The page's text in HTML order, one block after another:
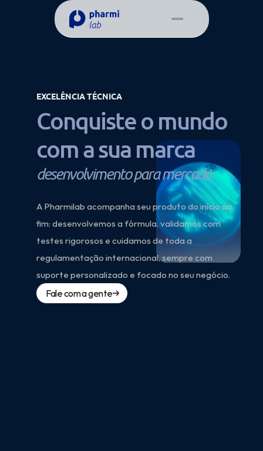
Conquisteo mundo
comasua marca
desenvolvimento para mercado
A Pharmilab acompanha seu produto do início ao
fim: desenvolvemos a fórmula, validamos com
testes rigorosos e cuidamos de toda a
regulamentação internacional, sempre com
suporte personalizado e focado no seu negócio.
Fale com a gente
EXCELÊNCIA TÉCNICA